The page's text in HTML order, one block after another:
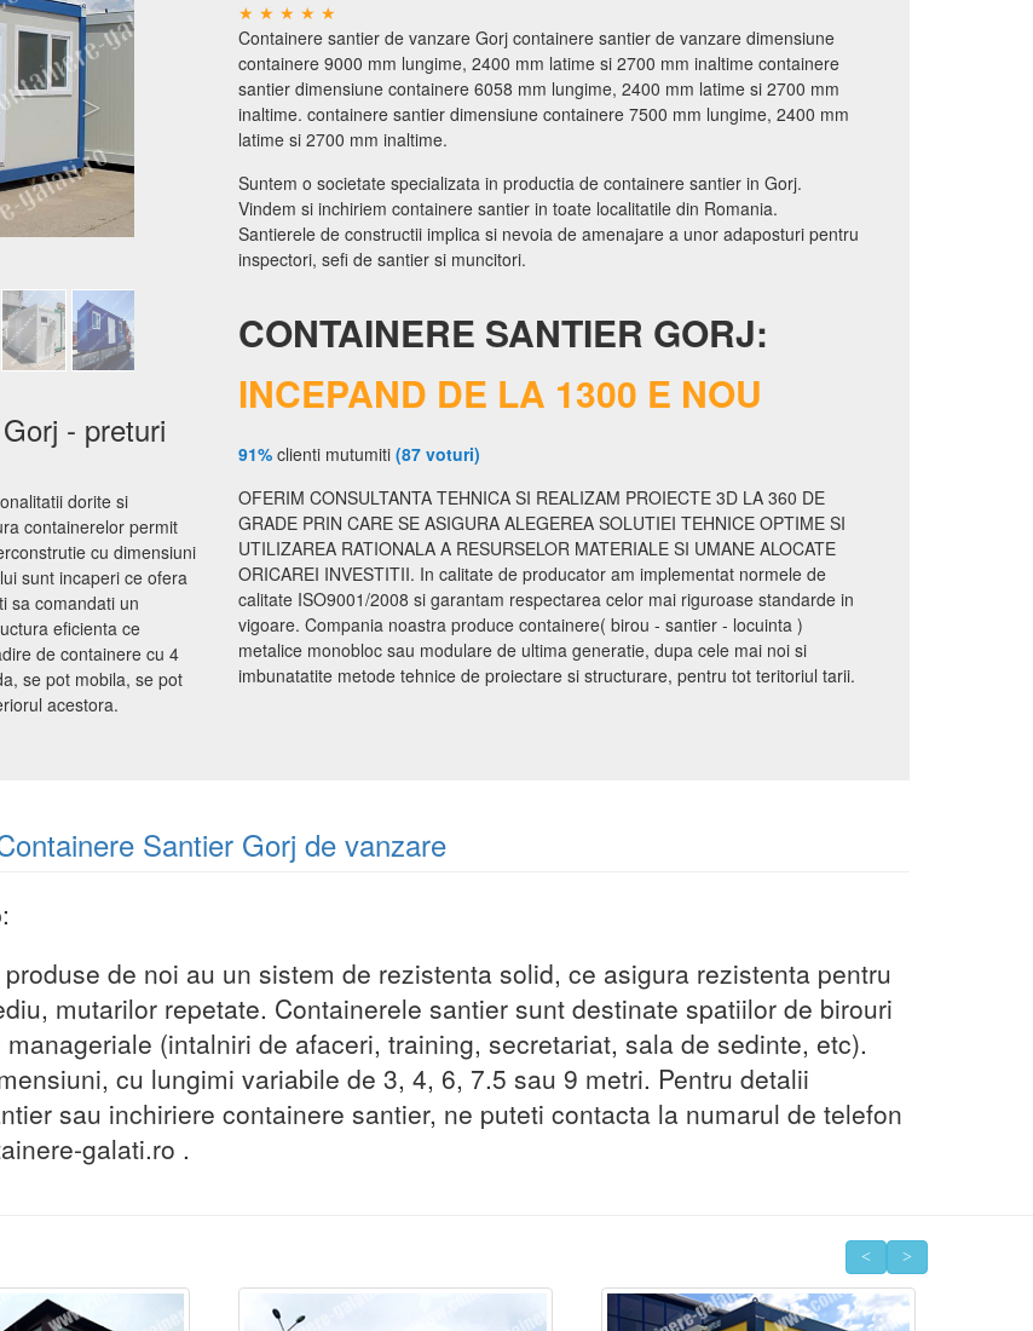
- preturi
dorite si
containerelor permit
cu dimensiuni
sunt incaperi ce ofera
sa comandati un
eficienta ce
de containere cu 4
se pot mobila, se pot
acestora.
Containere santier de vanzare Gorj containere santier de vanzare dimensiune
containere 9000 mm lungime, 2400 mm latime si 2700 mm inaltime containere
santier dimensiune containere 6058 mm lungime, 2400 mm latime si 2700 mm
inaltime. containere santier dimensiune containere 7500 mm lungime, 2400 mm
latime si 2700 mm inaltime.
Suntem o societate specializata in productia de containere santier in Gorj.
Vindem si inchiriem containere santier in toate localitatile din Romania.
Santierele de constructii implica si nevoia de amenajare a unor adaposturi pentru
inspectori, sefi de santier si muncitori.
CONTAINERE SANTIER GORJ:
INCEPAND DE LA 1300 E NOU
91% clienti mutumiti (87 voturi)
OFERIM CONSULTANTA TEHNICA SI REALIZAM PROIECTE 3D LA 360 DE
GRADE PRIN CARE SE ASIGURA ALEGEREA SOLUTIEI TEHNICE OPTIME SI
UTILIZAREA RATIONALA A RESURSELOR MATERIALE SI UMANE ALOCATE
ORICAREI INVESTITII. In calitate de producator am implementat normele de
calitate ISO9001/2008 si garantam respectarea celor mai riguroase standarde in
vigoare. Compania noastra produce containere( birou - santier - locuinta )
metalice monobloc sau modulare de ultima generatie, dupa cele mai noi si
imbunatatite metode tehnice de proiectare si structurare, pentru tot teritoriul tarii.
Santier Gorj de vanzare
de noi au un sistem de rezistenta solid, ce asigura rezistenta pentru
mutarilor repetate. Containerele santier sunt destinate spatiilor de birouri
(intalniri de afaceri, training, secretariat, sala de sedinte, etc).
cu lungimi variabile de 3, 4, 6, 7.5 sau 9 metri. Pentru detalii
sau inchiriere containere santier, ne puteti contacta la numarul de telefon
galati.ro .